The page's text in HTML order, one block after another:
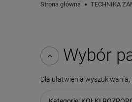
Strona główna TECHNIKA
Wybór
Dla ułatwienia